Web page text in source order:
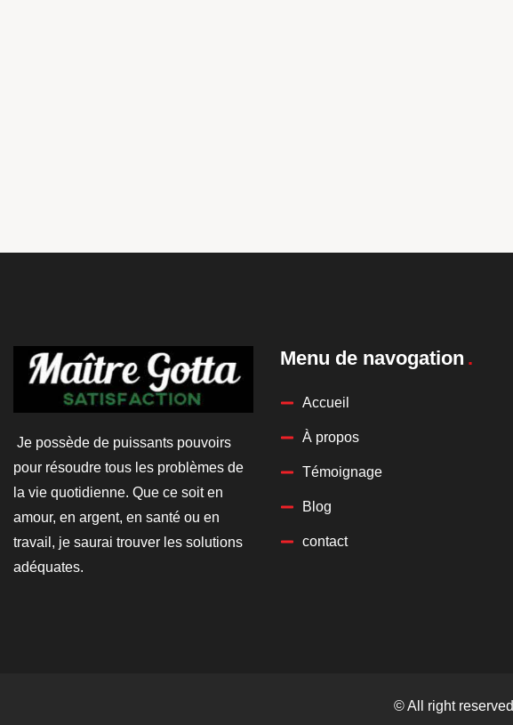
Je possède de puissants pouvoirs
pour résoudre tous les problèmes de
la vie quotidienne. Que ce soit en
amour, en argent, en santé ou en
travail, je saurai trouver les solutions
adéquates.
Menu de navogation
Accueil
À propos
Témoignage
Blog
contact
© All right reserved